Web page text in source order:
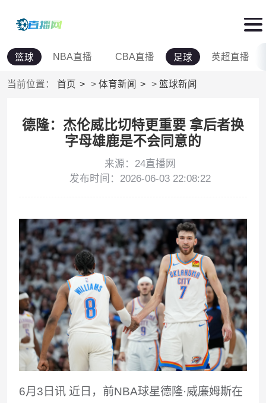
篮球 NBA直播 CBA直播 足球 英超直播
当前位置： 首页 > 体育新闻 > 篮球新闻
德隆：杰伦威比切特更重要 拿后者换
字母雄鹿是不会同意的
来源：24直播网
发布时间：2026-06-03 22:08:22
6月3日讯 近日，前NBA球星德隆·威廉姆斯在